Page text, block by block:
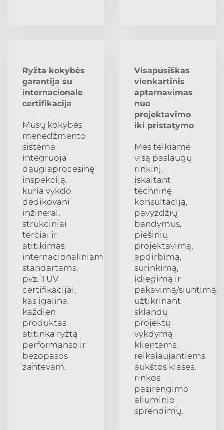
Ryžta kokybės
garantija su
internacionale
certifikacija
Mūsų kokybės
menedžmento
sistema
integruoja
daugiaprocesinę
inspekciją,
kuria vykdo
dedikovani
inžinerai,
strukciniai
terciai ir
atitikimas
internacionaliniam
standartams,
pvz. TUV
certifikacijai,
kas įgalina,
každien
produktas
atitinka ryžtą
performanso ir
bezopasos
zahtevam.
Visapusiškas
vienkartinis
aptarnavimas
nuo
projektavimo
iki pristatymo
Mes teikiame
visą paslaugų
rinkinį,
įskaitant
techninę
konsultaciją,
pavyzdžių
bandymus,
piešinių
projektavimą,
apdirbimą,
surinkimą,
įdiegimą ir
pakavimą/siuntimą,
užtikrinant
sklandų
projektų
vykdymą
klientams,
reikalaujantiems
aukštos klasės,
rinkos
pasirengimo
aliuminio
sprendimų.